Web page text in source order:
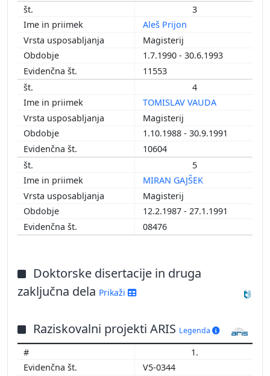
3
Aleš Prijon
Magisterij
1.7.1990 - 30.6.1993
11553
4
TOMISLAV VAUDA
Magisterij
1.10.1988 - 30.9.1991
10604
5
MIRAN GAJŠEK
Magisterij
12.2.1987 - 27.1.1991
08476
Doktorske disertacije in druga
zaključna dela Prikaži
Raziskovalni projekti ARIS Legenda
1.
V5-0344